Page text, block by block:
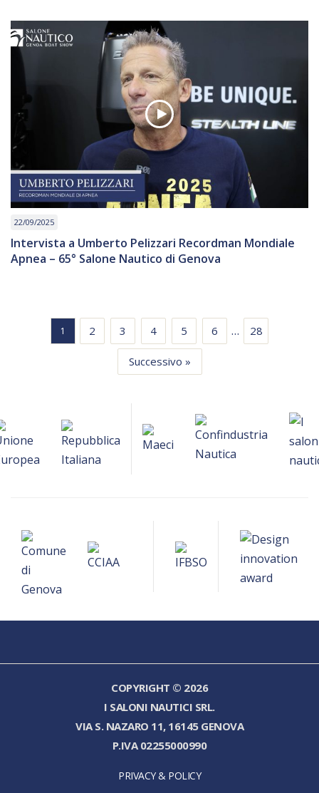
22/09/2025
Intervista a Umberto Pelizzari Recordman Mondiale
Apnea – 65° Salone Nautico di Genova
1 2 3 4 5 6 … 28
Successivo »
COPYRIGHT © 2026
I SALONI NAUTICI SRL.
VIA S. NAZARO 11, 16145 GENOVA
P.IVA 02255000990
PRIVACY & POLICY